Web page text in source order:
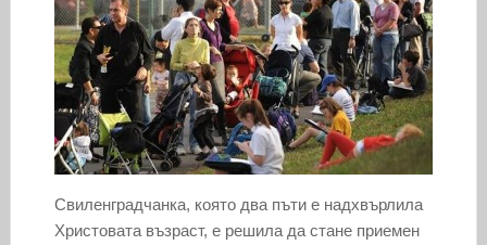
Свиленградчанка, която два пъти е надхвърлила
Христовата възраст, е решила да стане приемен